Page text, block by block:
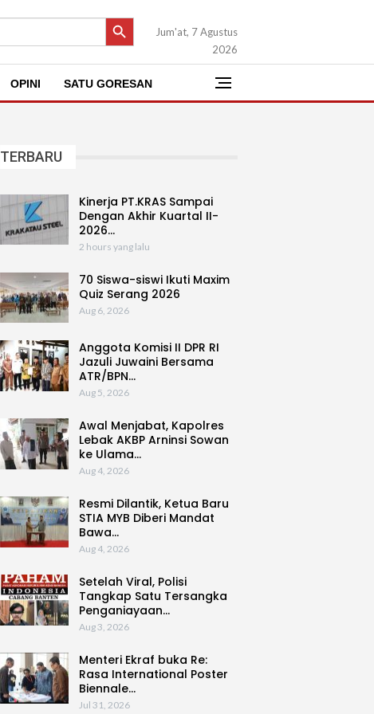
SEARCH BUTTON
Jum'at, 7 Agustus
2026
OPINI SATU GORESAN
TERBARU
Kinerja PT.KRAS Sampai
Dengan Akhir Kuartal II-
2026…
2 hours yang lalu
70 Siswa-siswi Ikuti Maxim
Quiz Serang 2026
Aug 6, 2026
Anggota Komisi II DPR RI
Jazuli Juwaini Bersama
ATR/BPN…
Aug 5, 2026
Awal Menjabat, Kapolres
Lebak AKBP Arninsi Sowan
ke Ulama…
Aug 4, 2026
Resmi Dilantik, Ketua Baru
STIA MYB Diberi Mandat
Bawa…
Aug 4, 2026
Setelah Viral, Polisi
Tangkap Satu Tersangka
Penganiayaan…
Aug 3, 2026
Menteri Ekraf buka Re:
Rasa International Poster
Biennale…
Jul 31, 2026